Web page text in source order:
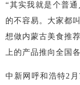
“其实我就是个普
的不容易。大家都
想做内蒙古美食推
上的产品推向全国
中新网呼和浩特2